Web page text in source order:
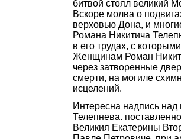
битвой стоял великий
Вскоре молва о
верховью Дона, и
Романа Никитича
в его трудах, с
Женщинам Роман
через затворенные
смерти, на могиле
исцелений.
Интересна надпись
Телепнева.
Великия Екатерины